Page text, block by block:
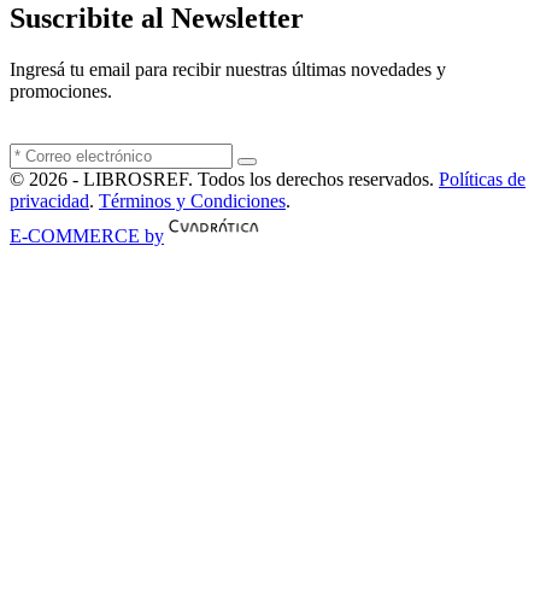
Suscribite al Newsletter
Ingresá tu email para recibir nuestras últimas novedades y
promociones.
© 2026 - LIBROSREF. Todos los derechos reservados. Políticas de
privacidad. Términos y Condiciones.
E-COMMERCE by